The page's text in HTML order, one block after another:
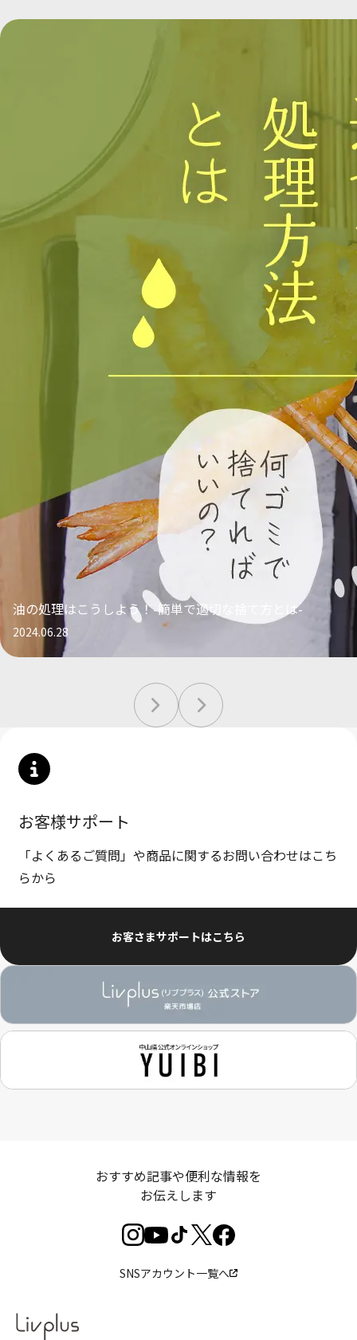
油の処理はこうしよう！-簡単で適切な捨て方とは-
2024.06.28
お客様サポート
「よくあるご質問」や商品に関するお問い合わせはこち
らから
お客さまサポートはこちら
おすすめ記事や便利な情報を
お伝えします
SNSアカウント一覧へ